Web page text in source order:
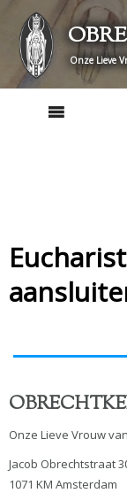
content
Onze Lieve
Onze Lieve Vrouw
Jacob Obrechtstraat
1071 KM Amsterdam